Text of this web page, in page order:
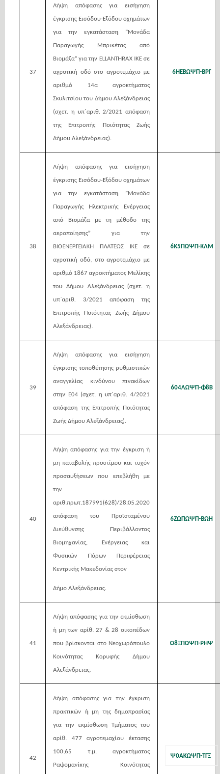
37
Λήψη απόφασης για εισήγηση
έγκρισης Εισόδου-Εξόδου οχημάτων
για την εγκατάσταση ”Μονάδα
Παραγωγής Μπρικέτας από
Βιομάζα” για την ELLANTHRAX IKE σε
αγροτική οδό στο αγροτεμάχιο με
αριθμό 14α αγροκτήματος
Σκυλιτσίου του Δήμου Αλεξάνδρειας
(σχετ. η υπ΄αριθ. 2/2021 απόφαση
της Επιτροπής Ποιότητας Ζωής
Δήμου Αλεξάνδρειας).
6ΗΕΒΩΨΠ-ΒΡΓ
38
Λήψη απόφασης για εισήγηση
έγκρισης Εισόδου-Εξόδου οχημάτων
για την εγκατάσταση ”Μονάδα
Παραγωγής Ηλεκτρικής Ενέργειας
από Βιομάζα με τη μέθοδο της
αεροποίησης” για την
ΒΙΟΕΝΕΡΓΕΙΑΚΗ ΠΛΑΤΕΩΣ ΙΚΕ σε
αγροτική οδό, στο αγροτεμάχιο με
αριθμό 1867 αγροκτήματος Μελίκης
του Δήμου Αλεξάνδρειας (σχετ. η
υπ΄αριθ. 3/2021 απόφαση της
Επιτροπής Ποιότητας Ζωής Δήμου
Αλεξάνδρειας).
6Κ5ΠΩΨΠ-ΚΛΜ
39
Λήψη απόφασης για εισήγηση
έγκρισης τοποθέτησης ρυθμιστικών
αναγγελίας κινδύνου πινακίδων
στην Ε04 (σχετ. η υπ΄αριθ. 4/2021
απόφαση της Επιτροπής Ποιότητας
Ζωής Δήμου Αλεξάνδρειας).
604ΛΩΨΠ-Φ8Β
40
Λήψη απόφασης για την έγκριση ή
μη καταβολής προστίμου και τυχόν
προσαυξήσεων που επεβλήθη με
την
αριθ.πρωτ.187991(628)/28.05.2020
απόφαση του Προϊσταμένου
Διεύθυνσης Περιβάλλοντος
Βιομηχανίας, Ενέργειας και
Φυσικών Πόρων Περιφέρειας
Κεντρικής Μακεδονίας στον
Δήμο Αλεξάνδρειας.
6ΖΩΠΩΨΠ-ΒΩΗ
41
Λήψη απόφασης για την εκμίσθωση
ή μη των αρίθ. 27 & 28 οικοπέδων
που βρίσκονται στο Νεοχωρόπουλο
Κοινότητας Κορυφής Δήμου
Αλεξάνδρειας.
Ω8ΞΠΩΨΠ-ΡΗΨ
42
Λήψη απόφασης για την έγκριση
πρακτικών ή μη της δημοπρασίας
για την εκμίσθωση Τμήματος του
αρίθ. 477 αγροτεμαχίου έκτασης
100,65 τ.μ. αγροκτήματος
Ραψομανίκης Κοινότητας
Ψ0ΑΚΩΨΠ-ΤΓΞ